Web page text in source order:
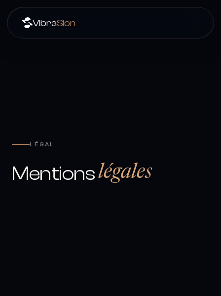
VibraSion
LÉGAL
Mentionslégales